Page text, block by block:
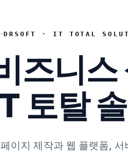
DRSOFT · IT TOTAL
즈니
토탈
이지 제작과 웹 플랫폼,